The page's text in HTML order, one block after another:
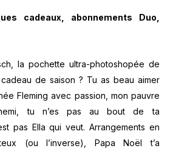
cadeaux, abonnements Duo,
la pochette ultra-photoshopée de
de saison ? Tu as beau aimer
Fleming avec passion, mon pauvre
tu n’es pas au bout de ta
pas Ella qui veut. Arrangements en
(ou l’inverse), Papa Noël t’a